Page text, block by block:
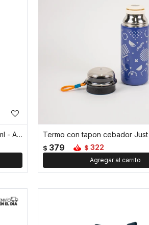
Botella térmica con tapa rosca 600 ml - Azul
$ 379 $ 322